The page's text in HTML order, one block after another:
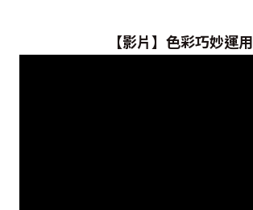
【影片】 色彩巧妙運用